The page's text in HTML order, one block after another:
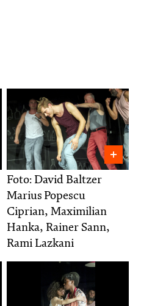
Foto: David Baltzer
Marius Popescu
Ciprian, Maximilian
Hanka, Rainer Sann,
Rami Lazkani